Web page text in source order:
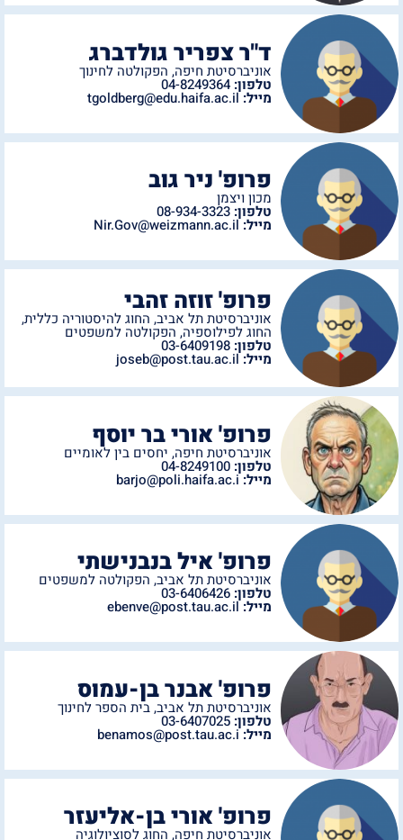
ד"ר צפריר גולדברג
אוניברסיטת חיפה, הפקולטה לחינוך
טלפון: 04-8249364
מייל:tgoldberg@edu.haifa.ac.il
פרופ' ניר גוב
מכון ויצמן
טלפון: 08-934-3323
מייל:Nir.Gov@weizmann.ac.il
פרופ' זוזה זהבי
אוניברסיטת תל אביב, החוג להיסטוריה כללית,
החוג לפילוספיה, הפקולטה למשפטים
טלפון: 03-6409198
מייל:joseb@post.tau.ac.il
פרופ' אורי בר יוסף
אוניברסיטת חיפה, יחסים בין לאומיים
טלפון: 04-8249100
מייל:barjo@poli.haifa.ac.i
פרופ' איל בנבנישתי
אוניברסיטת תל אביב, הפקולטה למשפטים
טלפון: 03-6406426
מייל:ebenve@post.tau.ac.il
פרופ' אבנר בן-עמוס
אוניברסיטת תל אביב,בית הספר לחינוך
טלפון: 03-6407025
מייל:benamos@post.tau.ac.i
פרופ' אורי בן-אליעזר
אוניברסיטת חיפה, החוג לסוציולוגיה